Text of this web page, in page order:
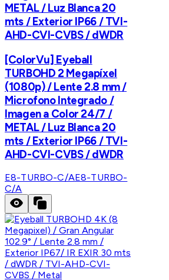
METAL / Luz Blanca 20
mts / Exterior IP66 / TVI-
AHD-CVI-CVBS / dWDR
[ColorVu] Eyeball
TURBOHD 2 Megapíxel
(1080p) / Lente 2.8 mm /
Microfono Integrado /
Imagen a Color 24/7 /
METAL / Luz Blanca 20
mts / Exterior IP66 / TVI-
AHD-CVI-CVBS / dWDR
E8-TURBO-C/AE8-TURBO-
C/A